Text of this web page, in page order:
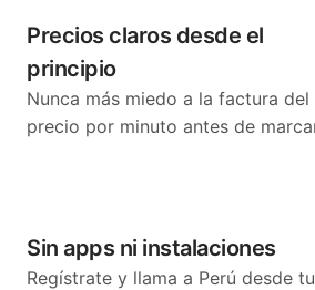
Precios claros desde el
principio
Nunca más miedo a la factura del
precio por minuto antes de
Sin apps ni instalaciones
Regístrate y llama a Perú desde